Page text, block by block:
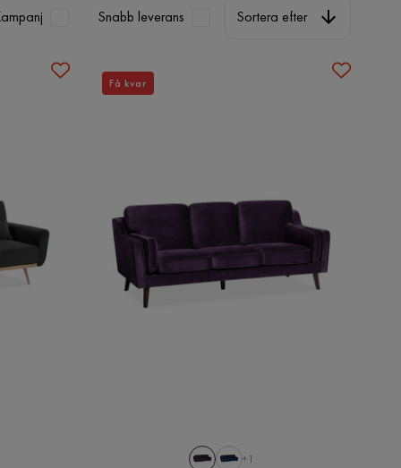
Snabb leverans Sortera efter
+1
Få kvar